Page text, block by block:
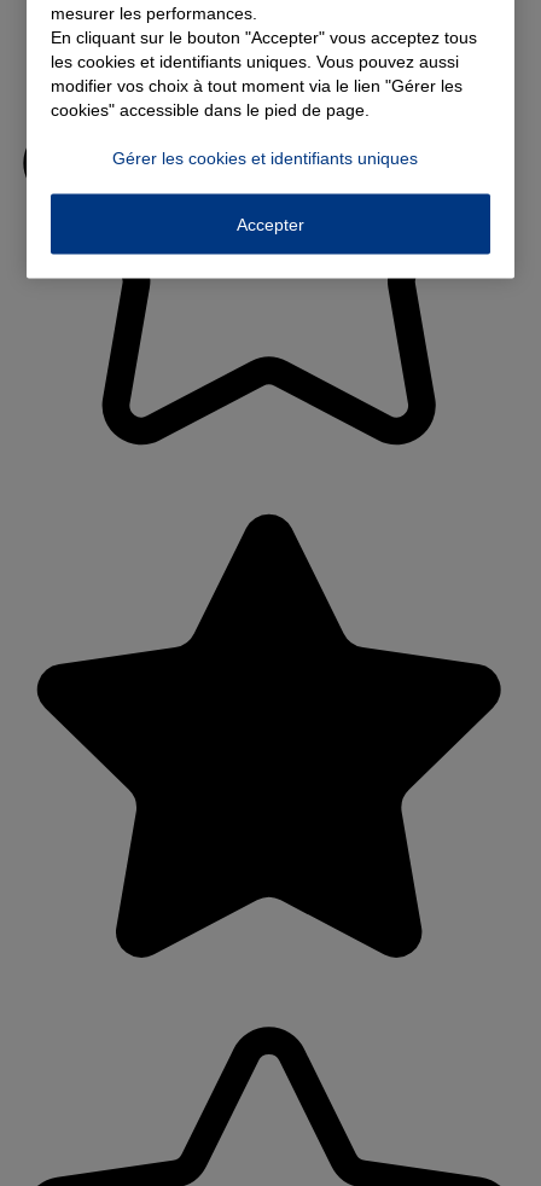
mesurer les performances.
En cliquant sur le bouton "Accepter" vous acceptez tous
les cookies et identifiants uniques. Vous pouvez aussi
modifier vos choix à tout moment via le lien "Gérer les
cookies" accessible dans le pied de page.
Gérer les cookies et identifiants uniques
Accepter